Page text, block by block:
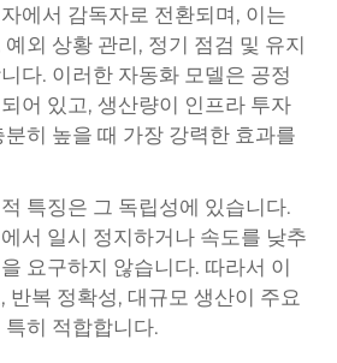
에서 감독자로 전환되며, 이는
외 상황 관리, 정기 점검 및 유지
다. 이러한 자동화 모델은 공정
어 있고, 생산량이 인프라 투자
히 높을 때 가장 강력한 효과를
특징은 그 독립성에 있습니다.
서 일시 정지하거나 속도를 낮추
요구하지 않습니다. 따라서 이
반복 정확성, 대규모 생산이 주요
히 적합합니다.